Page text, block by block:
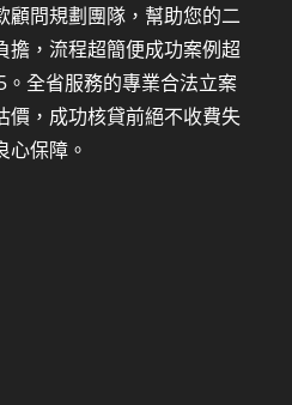
顧問規劃團隊，幫助您的二
擔，流程超簡便成功案例超
全省服務的專業合法立案
價，成功核貸前絕不收費失
心保障。